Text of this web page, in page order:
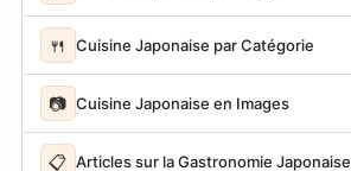
🍴 Cuisine Japonaise par Catégorie
📷 Cuisine Japonaise en Images
📋 Articles sur la Gastronomie Japonaise